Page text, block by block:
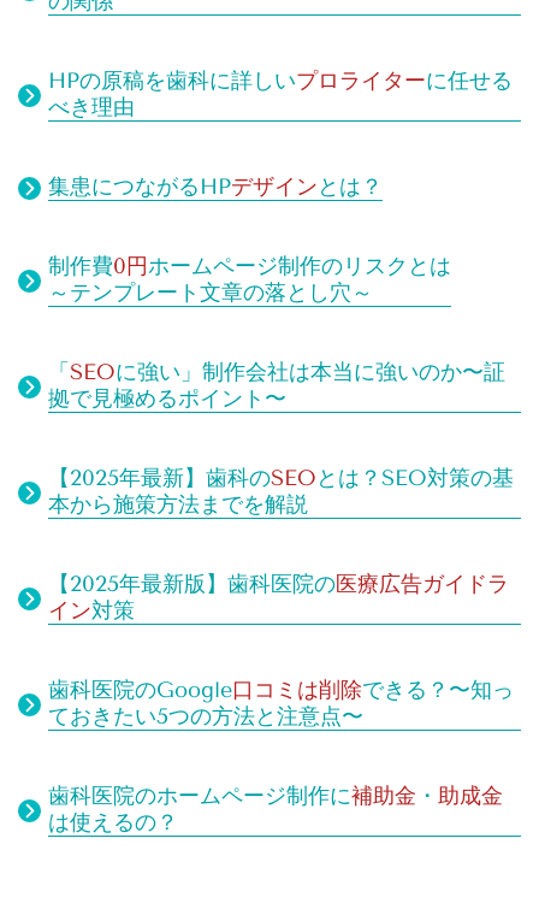
HPの原稿を歯科に詳しいプロライターに任せる
べき理由
集患につながるHPデザインとは？
制作費0円ホームページ制作のリスクとは
～テンプレート文章の落とし穴～
「 SEOに強い」制作会社は本当に強いのか〜証
拠で見極めるポイント〜
【2025年最新】歯科のSEOとは？SEO対策の基
本から施策方法までを解説
【2025年最新版】歯科医院の医療広告ガイドラ
イン対策
歯科医院のGoogle口コミは削除できる？ 〜知っ
ておきたい5つの方法と注意点〜
歯科医院のホームページ制作に補助金 ・ 助成金
は使えるの？